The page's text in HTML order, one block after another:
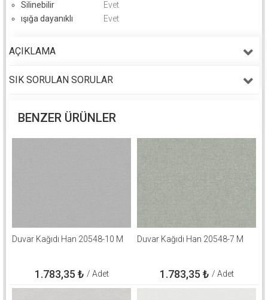
Silinebilir
Evet
ışığa dayanıklı
Evet
AÇIKLAMA
SIK SORULAN SORULAR
BENZER ÜRÜNLER
Duvar Kağıdı Han 20548-10 M
1.783,35 ₺ / Adet
Duvar Kağıdı Han 20548-7 M
1.783,35 ₺ / Adet